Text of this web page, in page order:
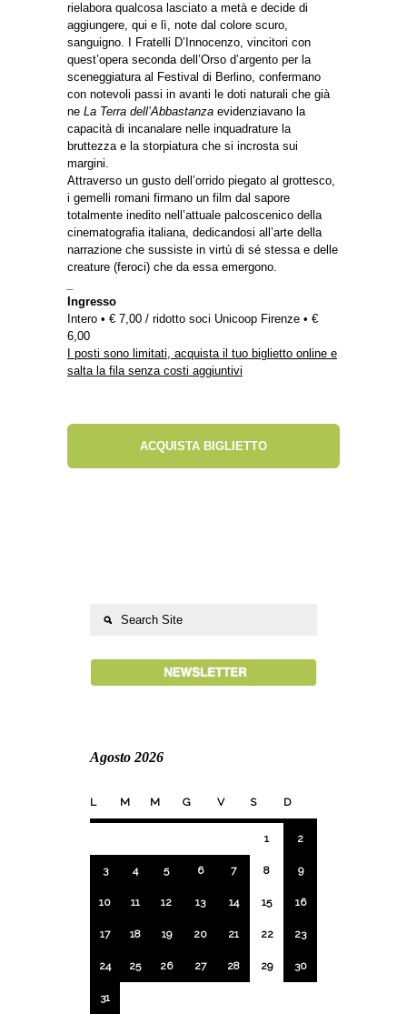
rielabora qualcosa lasciato a metà e decide di
aggiungere, qui e lì, note dal colore scuro,
sanguigno. I Fratelli D’Innocenzo, vincitori con
quest’opera seconda dell’Orso d’argento per la
sceneggiatura al Festival di Berlino, confermano
con notevoli passi in avanti le doti naturali che già
ne La Terra dell’Abbastanza evidenziavano la
capacità di incanalare nelle inquadrature la
bruttezza e la storpiatura che si incrosta sui
margini.
Attraverso un gusto dell’orrido piegato al grottesco,
i gemelli romani firmano un film dal sapore
totalmente inedito nell’attuale palcoscenico della
cinematografia italiana, dedicandosi all’arte della
narrazione che sussiste in virtù di sé stessa e delle
creature (feroci) che da essa emergono.
Ingresso
Intero • € 7,00 / ridotto soci Unicoop Firenze • €
6,00
I posti sono limitati, acquista il tuo biglietto online e
salta la fila senza costi aggiuntivi
ACQUISTA BIGLIETTO
Agosto 2026
L M M G V S D
1 2
3 4 5 6 7 8 9
10 11 12 13 14 15 16
17 18 19 20 21 22 23
24 25 26 27 28 29 30
31